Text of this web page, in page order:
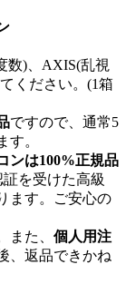
数)、AXIS(乱視
ください。(1箱
ですので、 通常5
す。
ンは100%正規品
証を受けた高級
ます。ご安心の
また、 個人用注
、返品できかね